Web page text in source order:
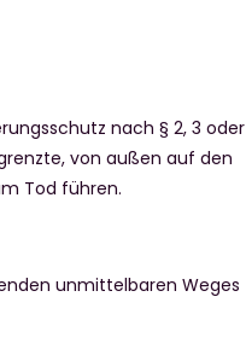
nach § 2, 3 oder
von außen auf den
Tod führen.
unmittelbaren Weges